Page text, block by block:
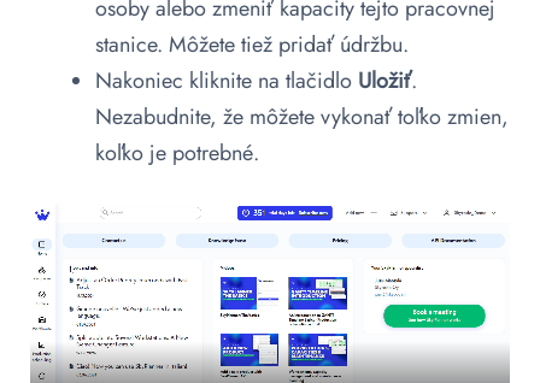
osoby alebo zmeniť kapacity tejto pracovnej
stanice. Môžete tiež pridať údržbu.
Nakoniec kliknite na tlačidlo Uložiť.
Nezabudnite, že môžete vykonať toľko zmien,
koľko je potrebné.